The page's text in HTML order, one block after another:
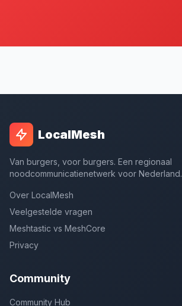
LocalMesh
Van burgers, voor burgers. Een regionaal
noodcommunicatienetwerk voor Nederland.
Over LocalMesh
Veelgestelde vragen
Meshtastic vs MeshCore
Privacy
Community
Community Hub